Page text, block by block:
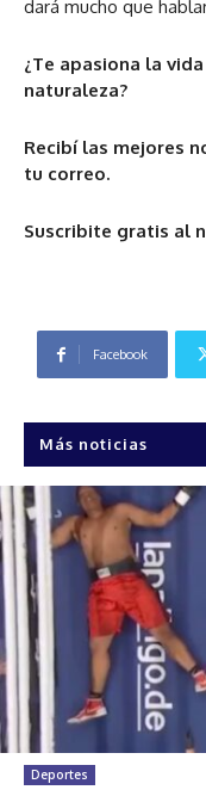
dará mucho que
¿Te apasiona la
naturaleza?
Recibí las mejores
tu correo.
Suscribite gratis al
Facebook
Más noticias
Deportes